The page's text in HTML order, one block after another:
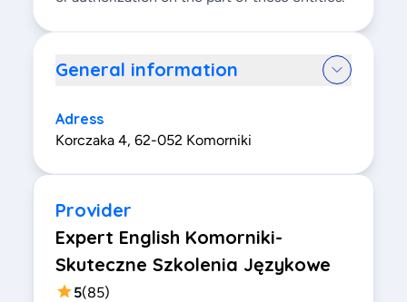
General information
Adress
Korczaka 4, 62-052 Komorniki
Provider
Expert English Komorniki-
Skuteczne Szkolenia Językowe
5(85)